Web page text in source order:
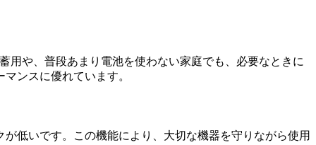
用や、普段あまり電池を使わない家庭でも、必要なときに
ンスに優れています。
低いです。この機能により、大切な機器を守りながら使用